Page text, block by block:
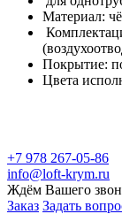
Материал:
Покрытие:
Цвета
+7 978 267-05-86
info@loft-krym.ru
Ждём Вашего
Заказ Задать